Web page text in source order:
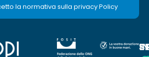
la normativa sulla privacy Policy